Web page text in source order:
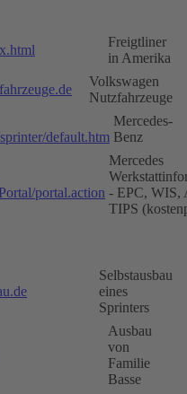
Freigtliner
in Amerika
Volkswagen
Nutzfahrzeuge
default.htm
Mercedes-
Benz
portal.action
Mercedes
- EPC, WIS,
TIPS
Selbstausbau
eines
Sprinters
Ausbau
von
Familie
Basse